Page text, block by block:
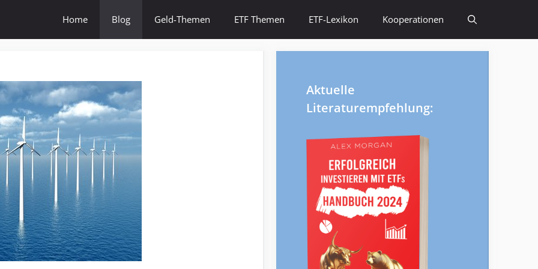
Home Blog Geld-Themen ETF Themen ETF-Lexikon Kooperationen
Aktuelle
Literaturempfehlung: